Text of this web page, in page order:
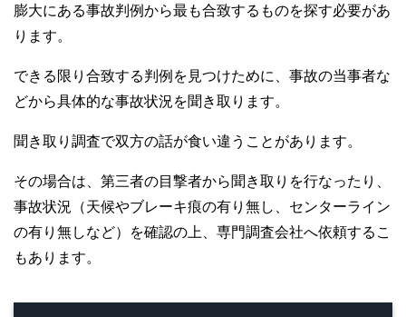
膨大にある事故判例から最も合致するものを探す必要があ
ります。
できる限り合致する判例を見つけために、事故の当事者な
どから具体的な事故状況を聞き取ります。
聞き取り調査で双方の話が食い違うことがあります。
その場合は、第三者の目撃者から聞き取りを行なったり、
事故状況（天候やブレーキ痕の有り無し、センターライン
の有り無しなど）を確認の上、専門調査会社へ依頼するこ
もあります。